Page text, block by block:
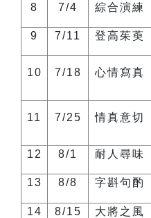
8 7/4 綜合演練
9 7/11 登高茱萸
10 7/18 心情寫真
11 7/25 情真意切
12 8/1 耐人尋味
13 8/8 字斟句酌
14 8/15 大將之風